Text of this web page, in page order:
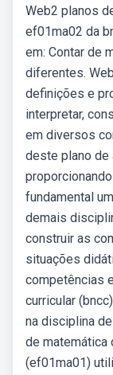
Web2 planos
ef01ma02 da
em: Contar de
diferentes.
definições e
interpretar,
em diversos
deste plano de
fundamental
demais
construir as
situações
competências
curricular
na disciplina
de matemática
(ef01ma01)